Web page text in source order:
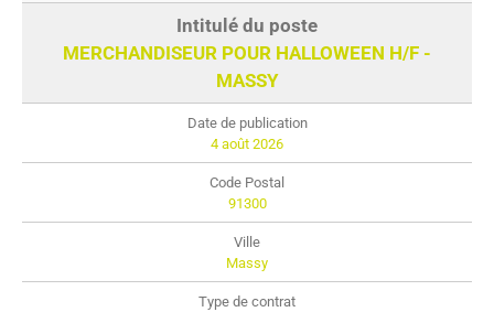
MERCHANDISEUR POUR HALLOWEEN H/F -
MASSY
4 août 2026
91300
Massy